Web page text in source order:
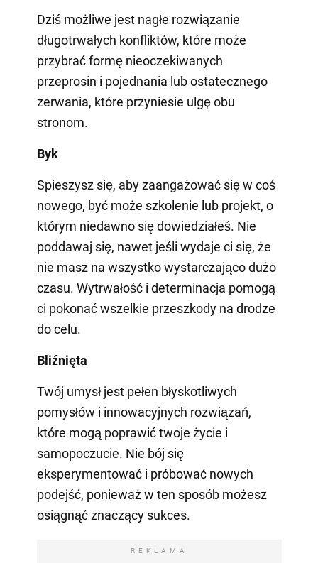
Dziś możliwe jest nagłe rozwiązanie
długotrwałych konfliktów, które może
przybrać formę nieoczekiwanych
przeprosin i pojednania lub ostatecznego
zerwania, które przyniesie ulgę obu
stronom.
Byk
Spieszysz się, aby zaangażować się w coś
nowego, być może szkolenie lub projekt, o
którym niedawno się dowiedziałeś. Nie
poddawaj się, nawet jeśli wydaje ci się, że
nie masz na wszystko wystarczająco dużo
czasu. Wytrwałość i determinacja pomogą
ci pokonać wszelkie przeszkody na drodze
do celu.
Bliźnięta
Twój umysł jest pełen błyskotliwych
pomysłów i innowacyjnych rozwiązań,
które mogą poprawić twoje życie i
samopoczucie. Nie bój się
eksperymentować i próbować nowych
podejść, ponieważ w ten sposób możesz
osiągnąć znaczący sukces.
REKLAMA